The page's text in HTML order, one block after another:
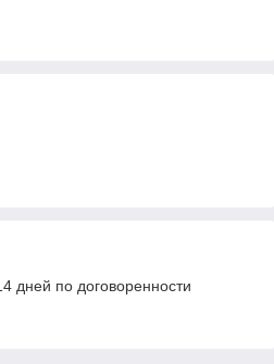
дней по договоренности